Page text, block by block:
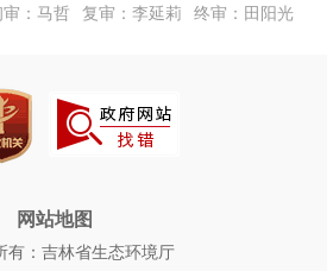
审：马哲 复审：李延莉 终审：田阳光
网站地图
有：吉林省生态环境厅